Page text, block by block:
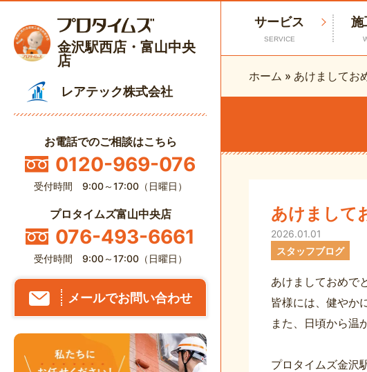
金沢駅西店・富山中央
店
レアテック株式会社
お電話でのご相談はこちら
0120-969-076
受付時間 9:00～17:00（日曜日）
プロタイムズ富山中央店
076-493-6661
受付時間 9:00～17:00（日曜日）
メールでお問い合わせ
サービス
SERVICE
施
ホーム » あけましてお
あけまして
2026.01.01
スタッフブログ
あけましておめで
皆様には、健やか
また、日頃から温
プロタイムズ金沢